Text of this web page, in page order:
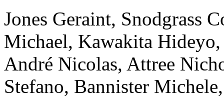
Jones Geraint, Snodgrass
Michael, Kawakita Hideyo
André Nicolas, Attree
Stefano, Bannister Michele